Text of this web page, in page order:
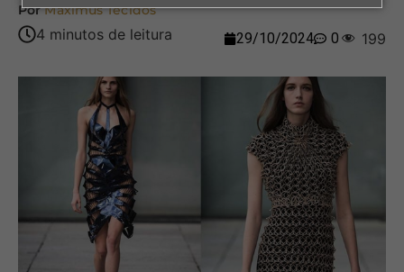
PorMaximus Tecidos
29/10/2024 0 199